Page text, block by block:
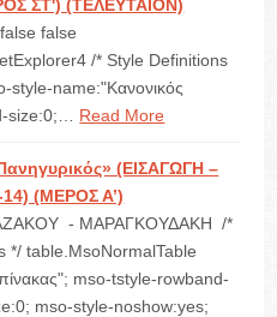
ΣΤ') (ΤΕΛΕΥΤΑΙΟΝ)
false
/* Style Definitions
style-name:"Κανονικός
size:0;…
Read More
(ΕΙΣΑΓΩΓΗ –
(ΜΕΡΟΣ Α’)
- ΜΑΡΑΓΚΟΥΔΑΚΗ /*
*/ table.MsoNormalTable
mso-tstyle-rowband-
mso-style-noshow:yes;